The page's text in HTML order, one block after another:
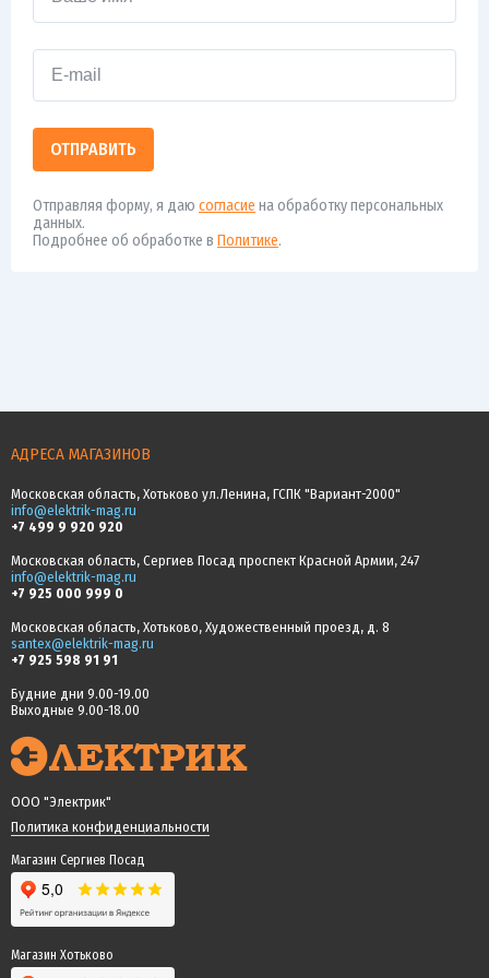
ОТПРАВИТЬ
Отправляя форму, я даю согласие на обработку персональных
данных.
Подробнее об обработке в Политике.
АДРЕСА МАГАЗИНОВ
Московская область, Хотьково ул.Ленина, ГСПК "Вариант-2000"
info@elektrik-mag.ru
+7 499 9 920 920
Московская область, Сергиев Посад проспект Красной Армии, 247
info@elektrik-mag.ru
+7 925 000 999 0
Московская область, Хотьково, Художественный проезд, д. 8
santex@elektrik-mag.ru
+7 925 598 91 91
Будние дни 9.00-19.00
Выходные 9.00-18.00
ООО "Электрик"
Политика конфиденциальности
Магазин Сергиев Посад
Магазин Хотьково